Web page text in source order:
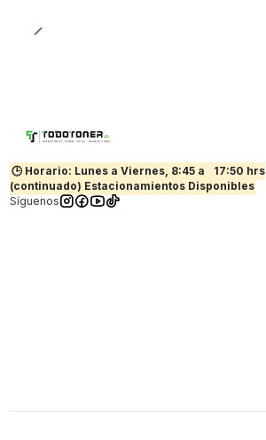
🕒 Horario: Lunes a Viernes, 8:45 a
17:50 hrs
(continuado) Estacionamientos Disponibles
Síguenos